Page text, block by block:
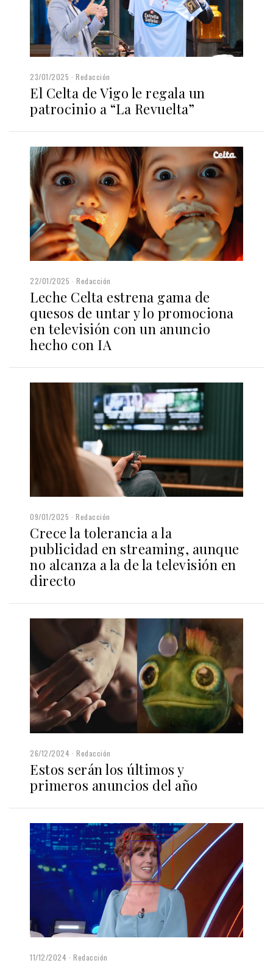
23/01/2025 Redacción
El Celta de Vigo le regala un
patrocinio a “La Revuelta”
22/01/2025 Redacción
Leche Celta estrena gama de
quesos de untar y lo promociona
en televisión con un anuncio
hecho con IA
09/01/2025 Redacción
Crece la tolerancia a la
publicidad en streaming, aunque
no alcanza a la de la televisión en
directo
26/12/2024 Redacción
Estos serán los últimos y
primeros anuncios del año
11/12/2024 Redacción